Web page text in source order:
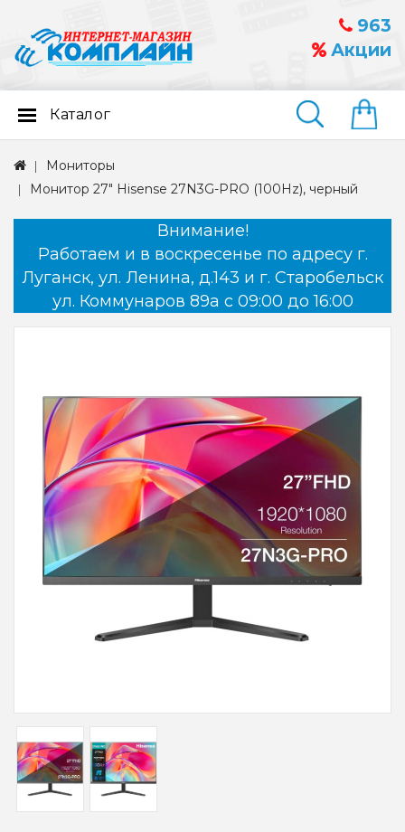
963
Акции
Найти
Каталог
Мониторы
Монитор 27" Hisense 27N3G-PRO (100Hz), черный
Внимание!
Работаем и в воскресенье по адресу г.
Луганск, ул. Ленина, д.143 и г. Старобельск
ул. Коммунаров 89а с 09:00 до 16:00